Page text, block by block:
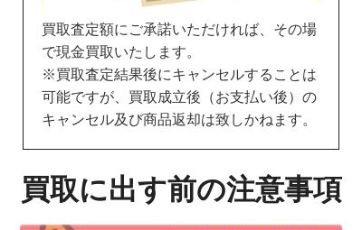
買取査定額にご承諾いただければ、その場
で現金買取いたします。
※買取査定結果後にキャンセルすることは
可能ですが、買取成立後（お支払い後）の
キャンセル及び商品返却は致しかねます。
買取に出す前の注意事項